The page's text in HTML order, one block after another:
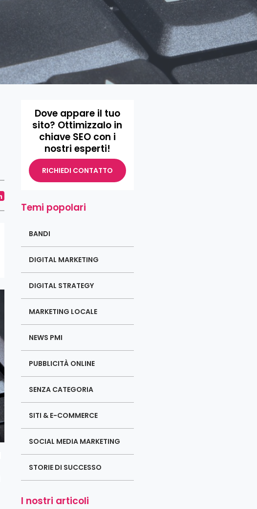
Dove appare il tuo
sito? Ottimizzalo in
chiave SEO con i
nostri esperti!
RICHIEDI CONTATTO
Temi popolari
BANDI
DIGITAL MARKETING
DIGITAL STRATEGY
MARKETING LOCALE
NEWS PMI
PUBBLICITÀ ONLINE
SENZA CATEGORIA
SITI & E-COMMERCE
SOCIAL MEDIA MARKETING
STORIE DI SUCCESSO
I nostri articoli